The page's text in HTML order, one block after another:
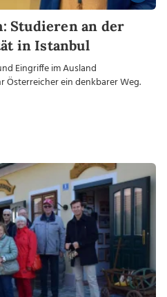
Studieren an der
in Istanbul
Eingriffe im Ausland
Österreicher ein denkbarer Weg.